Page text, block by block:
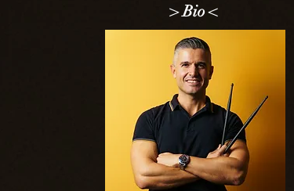
> Bio <